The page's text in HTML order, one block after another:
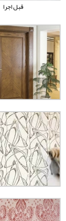
قبل اجرا